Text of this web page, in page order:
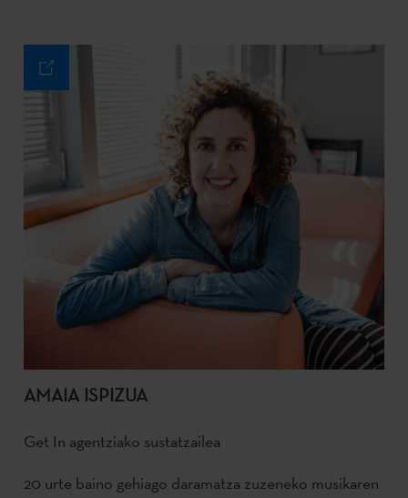
AMAIA ISPIZUA
Get In agentziako sustatzailea
20 urte baino gehiago daramatza zuzeneko musikaren